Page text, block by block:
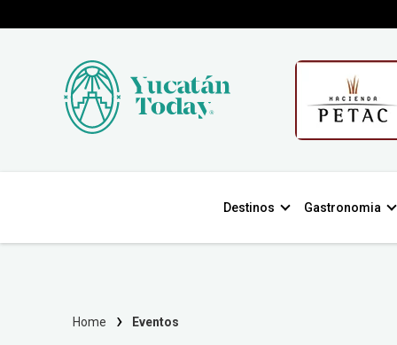
Destinos Gastronomia
Home Eventos